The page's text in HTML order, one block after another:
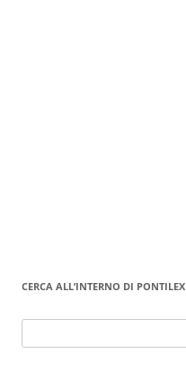
CERCA ALL’INTERNO DI PONTILEX
per: